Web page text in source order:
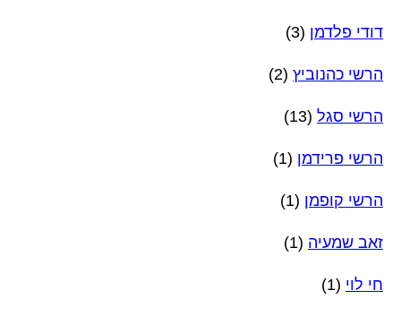
דודי פלדמן (3)
הרשי כהנוביץ (2)
הרשי סגל (13)
הרשי פרידמן (1)
הרשי קופמן (1)
זאב שמעיה (1)
חי לוי (1)